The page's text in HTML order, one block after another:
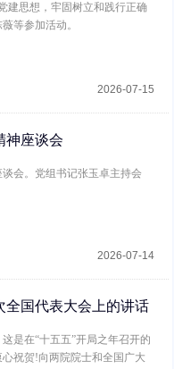
建思想，牢固树立和践行正确
等参加活动。
2026-07-15
神座谈会
会。党组书记张玉卓主持会
2026-07-14
全国代表大会上的讲话
是在“十五五”开局之年召开的
祝贺!向两院院士和全国广大